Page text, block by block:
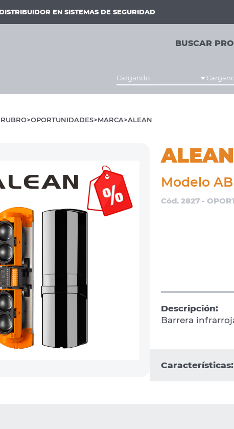
DISTRIBUIDOR EN SISTEMAS DE SEGURIDAD
BUSCAR
Cargando...
OPORTUNIDADES MARCA ALEAN
ALEAN
Modelo
Cód. 2827 -
Descripción:
Barrera
Características: